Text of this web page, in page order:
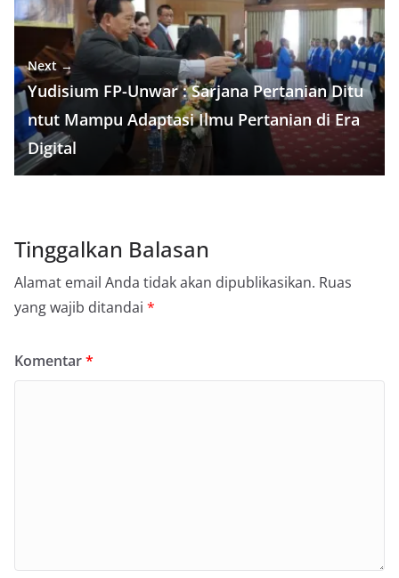
Next →
Yudisium FP-Unwar : Sarjana Pertanian Ditu
ntut Mampu Adaptasi Ilmu Pertanian di Era
Digital
Tinggalkan Balasan
Alamat email Anda tidak akan dipublikasikan. Ruas
yang wajib ditandai *
Komentar*